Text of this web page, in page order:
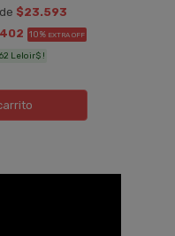
de $23.593
10% EXTRA OFF
Leloir$ !